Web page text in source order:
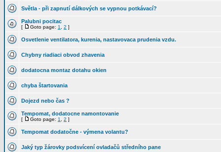
Světla - při zapnutí dálkových se vypnou potkávací?
Palubni pocitac
[ Goto page: 1 2 ]
Osvetlenie ventilatora, kurenia, nastavovaca prudenia vzdu.
Chybny riadiaci obvod zhavenia
dodatocna montaz dotahu okien
chyba štartovania
Dojezd nebo čas ?
Tempomat, dodatocne namontovanie
[ Goto page: 1 2 ]
Tempomat dodatočne - výmena volantu?
Jaký typ žárovky podsvícení ovladačů středního pane